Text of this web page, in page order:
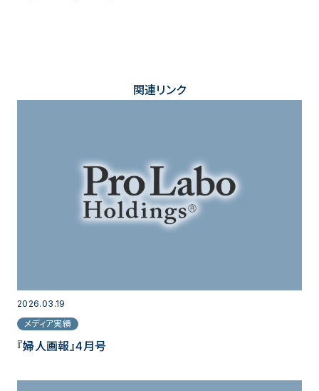
関連リンク
2026.03.19
メディア実績
『婦人画報』4月号